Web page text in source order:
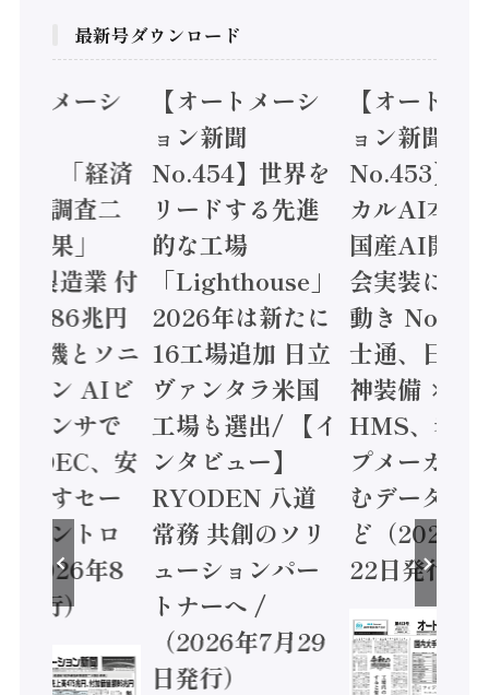
最新号ダウンロード
トメーシ
】「経済
態調査二
結果」
年製造業 付
額86兆円
電機とソニ
コン AIビ
センサで
/ IDEC、安
かすセー
コントロ
2026年8
発行）
【オートメーシ
ョン新聞
No.454】世界を
リードする先進
的な工場
「Lighthouse」
2026年は新たに
16工場追加 日立
ヴァンタラ米国
工場も選出/ 【イ
ンタビュー】
RYODEN 八道
常務 共創のソリ
ューションパー
トナーへ /
（2026年7月29
日発行）
【オートメ
ョン新聞
No.453】フ
カルAI本格
国産AI開発
会実装に活
動き
士通、日立
神装備 ×
HMS、老舗
プメーカー
むデータ活
ど（2026年
22日発行）